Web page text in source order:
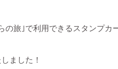
の旅｣で利用できるスタンプカ
ました！